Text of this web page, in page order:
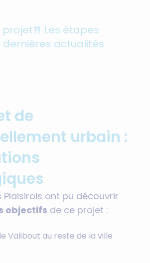
projet
Les étapes
dernières actualités
de
urbain :
Plaisirois ont pu découvrir
objectifs de ce projet :
Valibout au reste de la ville